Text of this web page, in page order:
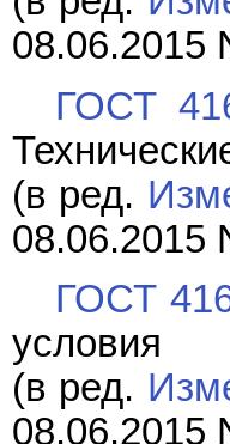
08.06.2015
ГОСТ
(в ред.
08.06.2015
ГОСТ
условия
(в ред.
08.06.2015